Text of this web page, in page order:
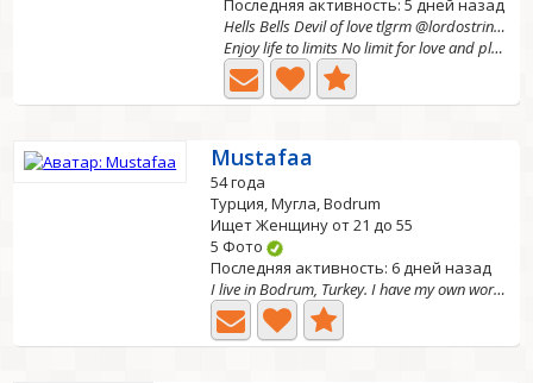
Последняя активность: 5 дней назад
Hells Bells Devil of love tlgrm @lordostrings
Enjoy life to limits No limit for love and pleasure...
Mustafaa
54 года
Турция, Мугла, Bodrum
Ищет Женщину от 21 до 55
5 Фото
Последняя активность: 6 дней назад
I live in Bodrum, Turkey. I have my own workplace. I...